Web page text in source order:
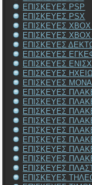
ΕΠΙΣΚΕΥΕΣ PSP
ΕΠΙΣΚΕΥΕΣ PSX
ΕΠΙΣΚΕΥΕΣ XBOX
ΕΠΙΣΚΕΥΕΣ XBOX
ΕΠΙΣΚΕΥΕΣ
ΕΠΙΣΚΕΥΕΣ
ΕΠΙΣΚΕΥΕΣ
ΕΠΙΣΚΕΥΕΣ
ΕΠΙΣΚΕΥΕΣ
ΕΠΙΣΚΕΥΕΣ
ΕΠΙΣΚΕΥΕΣ
ΕΠΙΣΚΕΥΕΣ
ΕΠΙΣΚΕΥΕΣ
ΕΠΙΣΚΕΥΕΣ
ΕΠΙΣΚΕΥΕΣ
ΕΠΙΣΚΕΥΕΣ
ΕΠΙΣΚΕΥΕΣ
ΕΠΙΣΚΕΥΕΣ
ΕΠΙΣΚΕΥΕΣ